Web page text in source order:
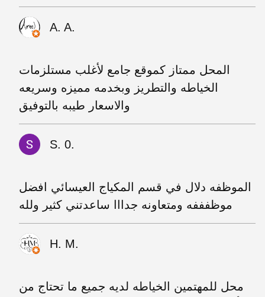
A. A.
المحل ممتاز كموقع جامع لأغلب مستلزمات
الخياطه والتطريز وبخدمه مميزه وسريعه
والاسعار طيبه بالتوفيق
S. 0.
الموظفه دلال في قسم المكياج العيسائي افضل
موظفففه ومتعاونه جدااا ساعدتني كثير ولله
H. M.
محل للمهتمين الخياطه لديه جميع ما تحتاج من